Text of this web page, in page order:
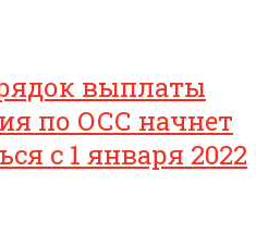
выплаты
по ОСС начнет
с 1 января 2022